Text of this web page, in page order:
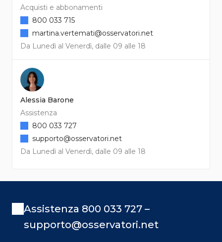
Acquisti e abbonamenti
Da Lunedì al Venerdì, dalle 09 alle 18
800 033 715
martina.vertemati@osservatori.net
Alessia Barone
Assistenza
Da Lunedì al Venerdì, dalle 09 alle 18
800 033 727
supporto@osservatori.net
Assistenza 800 033 727 –
supporto@osservatori.net